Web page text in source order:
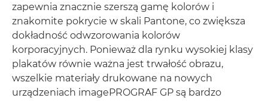
zapewnia znacznie szerszą gamę kolorów i
znakomite pokrycie w skali Pantone, co zwiększa
dokładność odwzorowania kolorów
korporacyjnych. Ponieważ dla rynku wysokiej klasy
plakatów równie ważna jest trwałość obrazu,
wszelkie materiały drukowane na nowych
urządzeniach imagePROGRAF GP są bardzo